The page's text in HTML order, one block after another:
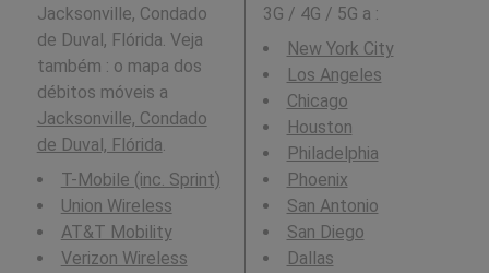
Jacksonville, Condado
de Duval, Flórida. Veja
também : o mapa dos
débitos móveis a
Jacksonville, Condado
de Duval, Flórida.
T-Mobile (inc. Sprint)
Union Wireless
AT&T Mobility
Verizon Wireless
3G / 4G / 5G a :
New York City
Los Angeles
Chicago
Houston
Philadelphia
Phoenix
San Antonio
San Diego
Dallas